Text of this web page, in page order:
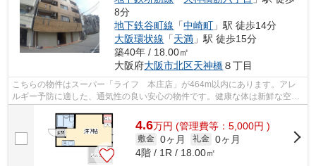
8分
地下鉄谷町線 「中崎町 」駅 徒歩14分
大阪環状線 「天満 」駅 徒歩15分
築40年 / 18.00㎡
大阪府大阪市北区天神橋８丁目
こちらの物件はスーパー「ライフ 本庄店」が464m以内にあります。アレ
ルギー予防に適した、通気性の良い安心の物件です。健康な体は新鮮な空気
4.6万円 (管理費等：5,000円 )
敷金 0ヶ月 礼金 0ヶ月
4階 / 1R / 18.00㎡